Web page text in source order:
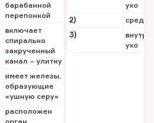
барабанной
перепонкой
включает
спирально
закрученный
канал – улитку
имеет железы,
образующие
«ушную серу»
расположен
орган
ухо
2)
3)
ухо